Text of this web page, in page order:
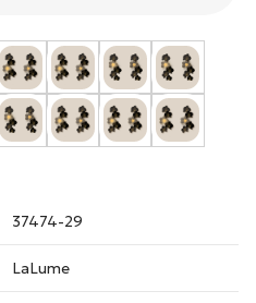
37474-29
LaLume